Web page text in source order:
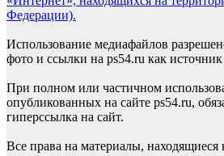
Федерации).
Использование медиафайлов
фото и ссылки на ps54.ru как
При полном или частичном
опубликованных на сайте ps54.ru,
гиперссылка на сайт.
Все права на материалы, находящиеся